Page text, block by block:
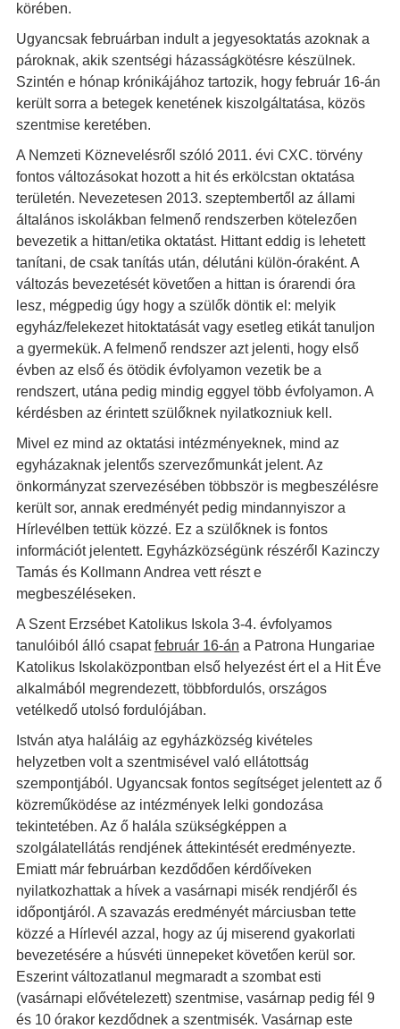
körében.
Ugyancsak februárban indult a jegyesoktatás azoknak a
pároknak, akik szentségi házasságkötésre készülnek.
Szintén e hónap krónikájához tartozik, hogy február 16-án
került sorra a betegek kenetének kiszolgáltatása, közös
szentmise keretében.
A Nemzeti Köznevelésről szóló 2011. évi CXC. törvény
fontos változásokat hozott a hit és erkölcstan oktatása
területén. Nevezetesen 2013. szeptembertől az állami
általános iskolákban felmenő rendszerben kötelezően
bevezetik a hittan/etika oktatást. Hittant eddig is lehetett
tanítani, de csak tanítás után, délutáni külön-óraként. A
változás bevezetését követően a hittan is órarendi óra
lesz, mégpedig úgy hogy a szülők döntik el: melyik
egyház/felekezet hitoktatását vagy esetleg etikát tanuljon
a gyermekük. A felmenő rendszer azt jelenti, hogy első
évben az első és ötödik évfolyamon vezetik be a
rendszert, utána pedig mindig eggyel több évfolyamon. A
kérdésben az érintett szülőknek nyilatkozniuk kell.
Mivel ez mind az oktatási intézményeknek, mind az
egyházaknak jelentős szervezőmunkát jelent. Az
önkormányzat szervezésében többször is megbeszélésre
került sor, annak eredményét pedig mindannyiszor a
Hírlevélben tettük közzé. Ez a szülőknek is fontos
információt jelentett. Egyházközségünk részéről Kazinczy
Tamás és Kollmann Andrea vett részt e
megbeszéléseken.
A Szent Erzsébet Katolikus Iskola 3-4. évfolyamos
tanulóiból álló csapatfebruár 16-án a Patrona Hungariae
Katolikus Iskolaközpontban első helyezést ért el a Hit Éve
alkalmából megrendezett, többfordulós, országos
vetélkedő utolsó fordulójában.
István atya haláláig az egyházközség kivételes
helyzetben volt a szentmisével való ellátottság
szempontjából. Ugyancsak fontos segítséget jelentett az ő
közreműködése az intézmények lelki gondozása
tekintetében. Az ő halála szükségképpen a
szolgálatellátás rendjének áttekintését eredményezte.
Emiatt már februárban kezdődően kérdőíveken
nyilatkozhattak a hívek a vasárnapi misék rendjéről és
időpontjáról. A szavazás eredményét márciusban tette
közzé a Hírlevél azzal, hogy az új miserend gyakorlati
bevezetésére a húsvéti ünnepeket követően kerül sor.
Eszerint változatlanul megmaradt a szombat esti
(vasárnapi elővételezett) szentmise, vasárnap pedig fél 9
és 10 órakor kezdődnek a szentmisék. Vasárnap este